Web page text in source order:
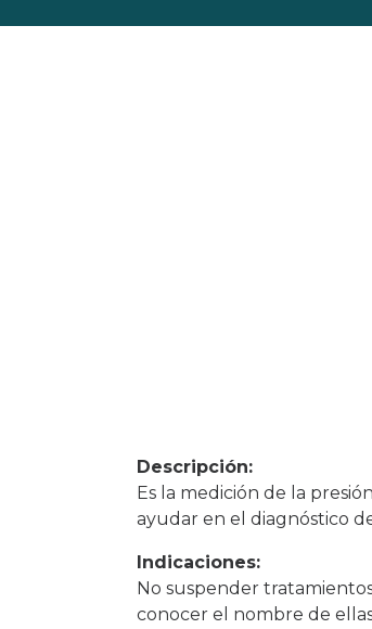
Descripción:
Es la medición de la
ayudar en el diagnóstico
Indicaciones:
No suspender
conocer el nombre de